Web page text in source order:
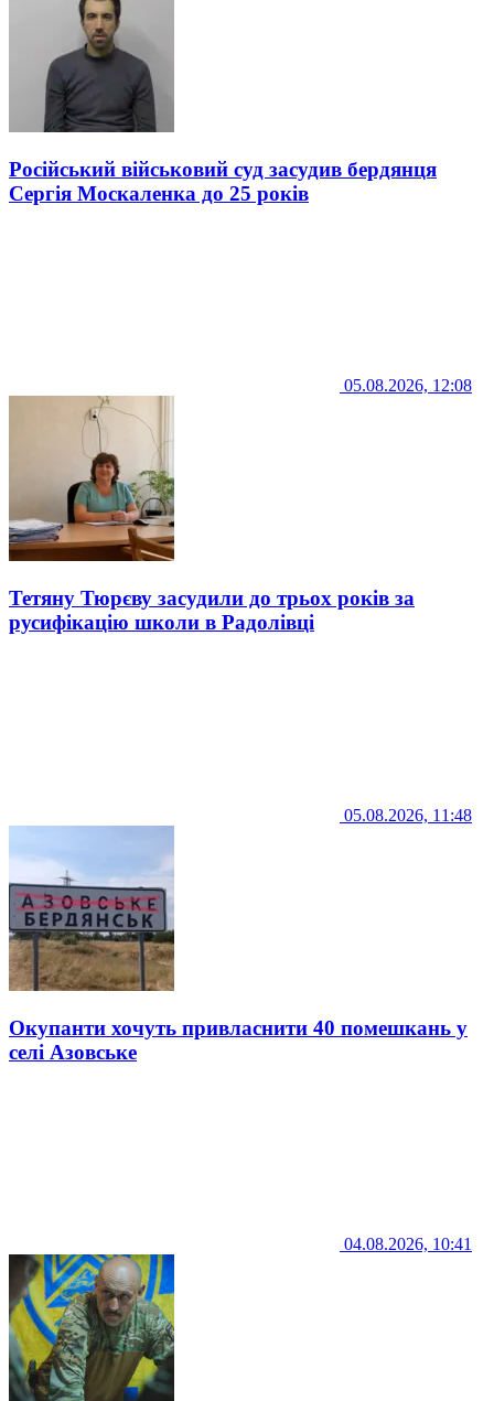
Російський військовий суд засудив бердянця
Сергія Москаленка до 25 років
05.08.2026, 12:08
Тетяну Тюрєву засудили до трьох років за
русифікацію школи в Радолівці
05.08.2026, 11:48
Окупанти хочуть привласнити 40 помешкань у
селі Азовське
04.08.2026, 10:41